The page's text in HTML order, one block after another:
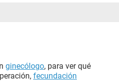
ginecólogo, para ver qué
fecundación